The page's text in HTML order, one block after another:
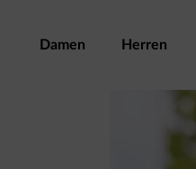
Damen Herren